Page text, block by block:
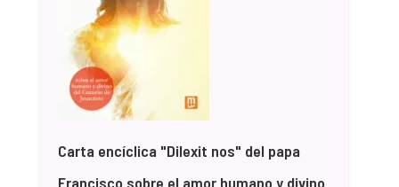
Carta encíclica "Dilexit nos" del papa
Francisco sobre el amor humano y divino